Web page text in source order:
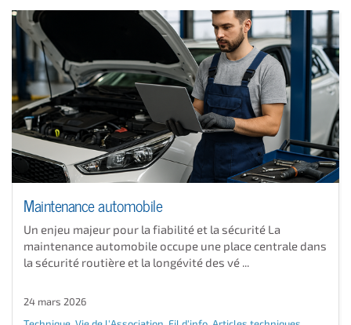
Maintenance automobile
Un enjeu majeur pour la fiabilité et la sécurité La
maintenance automobile occupe une place centrale dans
la sécurité routière et la longévité des vé ...
24 mars 2026